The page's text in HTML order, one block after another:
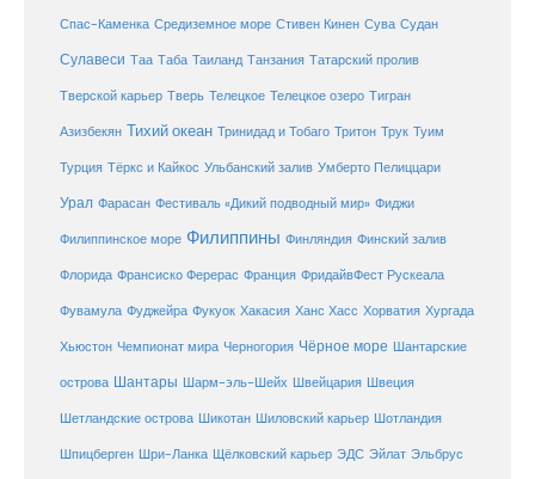
Спас-Каменка Средиземное море Стивен Кинен Сува Судан
Сулавеси Таа Таба Таиланд Танзания Татарский пролив
Тверской карьер Тверь Телецкое Телецкое озеро Тигран
Азизбекян Тихий океан Тринидад и Тобаго Тритон Трук Туим
Турция Тёркс и Кайкос Ульбанский залив Умберто Пелиццари
Урал Фарасан Фестиваль «Дикий подводный мир» Фиджи
Филиппинское море Филиппины Финляндия Финский залив
Флорида Франсиско Ферерас Франция ФридайвФест Рускеала
Фувамула Фуджейра Фукуок Хакасия Ханс Хасс Хорватия Хургада
Хьюстон Чемпионат мира Черногория Чёрное море Шантарские
острова Шантары Шарм-эль-Шейх Швейцария Швеция
Шетландские острова Шикотан Шиловский карьер Шотландия
Шпицберген Шри-Ланка Щёлковский карьер ЭДС Эйлат Эльбрус